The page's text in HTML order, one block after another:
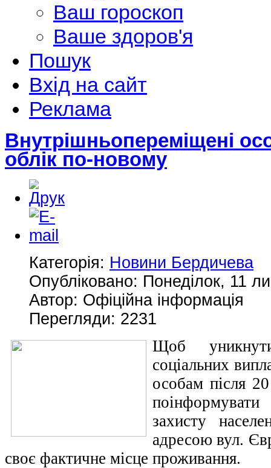
Ваш гороскоп
Ваше здоров'я
Пошук
Вхід на сайт
Реклама
Внутрішньопереміщені
облік по-новому
Категорія: Новини Бердичева
Опубліковано: Понеділок, 11
Автор: Офіційна інформація
Перегляди: 2231
Щоб
соціальних
особам після
захисту
адресою вул.
своє фактичне місце проживання.